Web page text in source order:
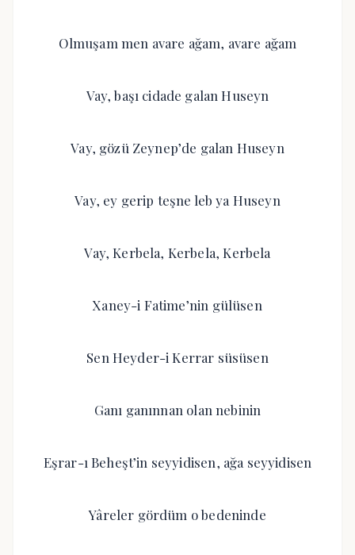
Olmuşam men avare ağam, avare ağam
Vay, başı cidade galan Huseyn
Vay, gözü Zeynep’de galan Huseyn
Vay, ey gerip teşne leb ya Huseyn
Vay, Kerbela, Kerbela, Kerbela
Xaney-i Fatime’nin gülüsen
Sen Heyder-i Kerrar süsüsen
Ganı ganınnan olan nebinin
Eşrar-ı Beheşt’in seyyidisen, ağa seyyidisen
Yâreler gördüm o bedeninde